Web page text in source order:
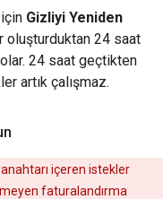
Gizliyi Yeniden
oluşturduktan 24 saat
24 saat geçtikten
artık çalışmaz.
içeren istekler
faturalandırma